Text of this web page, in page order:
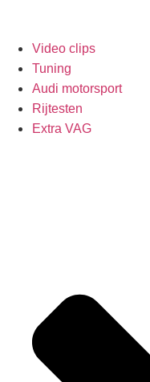
Video clips
Tuning
Audi motorsport
Rijtesten
Extra VAG